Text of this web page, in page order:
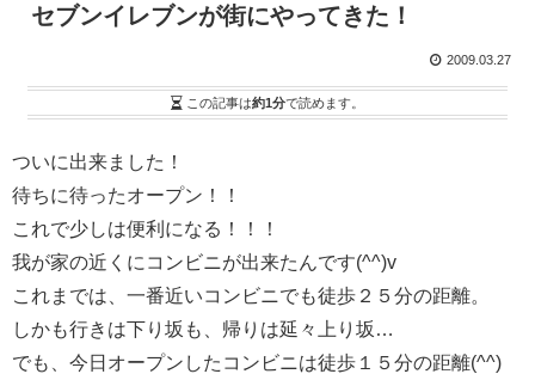
セブンイレブンが街にやってきた！
2009.03.27
この記事は約1分で読めます。
ついに出来ました！
待ちに待ったオープン！！
これで少しは便利になる！！！
我が家の近くにコンビニが出来たんです(^^)v
これまでは、一番近いコンビニでも徒歩２５分の距離。
しかも行きは下り坂も、帰りは延々上り坂…
でも、今日オープンしたコンビニは徒歩１５分の距離(^^)